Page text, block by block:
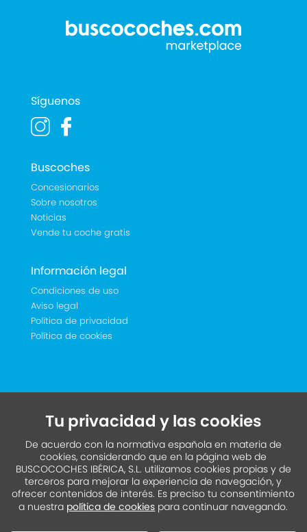
Síguenos
Buscoches
Concesionarios
Sobre nosotros
Noticias
Vende tu coche gratis
Información legal
Condiciones de uso
Aviso legal
Política de privacidad
Política de cookies
Tu privacidad y las cookies
De acuerdo con la normativa española en materia de
cookies, considerando que en la página web de
BUSCOCOCHES IBÉRICA, S.L. utilizamos cookies propias y de
terceros para mejorar la experiencia de navegación, y
ofrecer contenidos de interés. Es preciso tu consentimiento
a nuestra política de cookies para continuar navegando.